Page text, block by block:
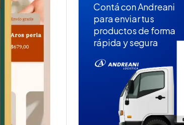
Contá con Andreani
para enviar tus
productos de forma
rápida y segura